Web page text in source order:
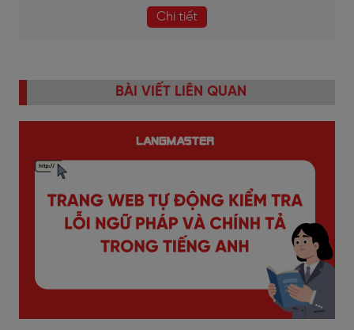
Chi tiết
BÀI VIẾT LIÊN QUAN